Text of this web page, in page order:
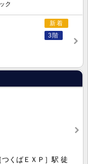
ク
新着
3階
くばＥＸＰ］駅 徒